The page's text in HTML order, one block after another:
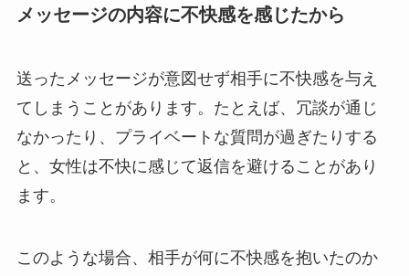
メッセージの内容に不快感を感じたから
送ったメッセージが意図せず相手に不快感を与え
てしまうことがあります。たとえば、冗談が通じ
なかったり、プライベートな質問が過ぎたりする
と、女性は不快に感じて返信を避けることがあり
ます。
このような場合、相手が何に不快感を抱いたのか